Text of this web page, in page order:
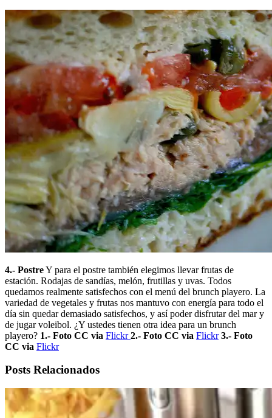
4.- PostreY para el postre también elegimos llevar frutas de
estación. Rodajas de sandías, melón, frutillas y uvas. Todos
quedamos realmente satisfechos con el menú del brunch playero. La
variedad de vegetales y frutas nos mantuvo con energía para todo el
día sin quedar demasiado satisfechos, y así poder disfrutar del mar y
de jugar voleibol. ¿Y ustedes tienen otra idea para un brunch
playero? 1.- Foto CC via Flickr2.- Foto CC via Flickr3.- Foto
CC via Flickr
Posts Relacionados